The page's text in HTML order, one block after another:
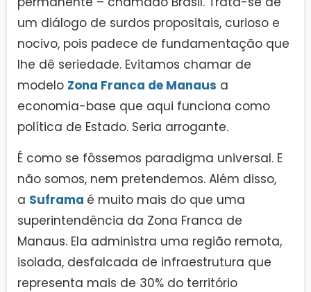
um diálogo de surdos propositais, curioso e
nocivo, pois padece de fundamentação que
lhe dê seriedade. Evitamos chamar de
modelo Zona Franca de Manaus a
economia-base que aqui funciona como
política de Estado. Seria arrogante.
É como se fôssemos paradigma universal. E
não somos, nem pretendemos. Além disso,
a Suframa é muito mais do que uma
superintendência da Zona Franca de
Manaus. Ela administra uma região remota,
isolada, desfalcada de infraestrutura que
representa mais de 30% do território